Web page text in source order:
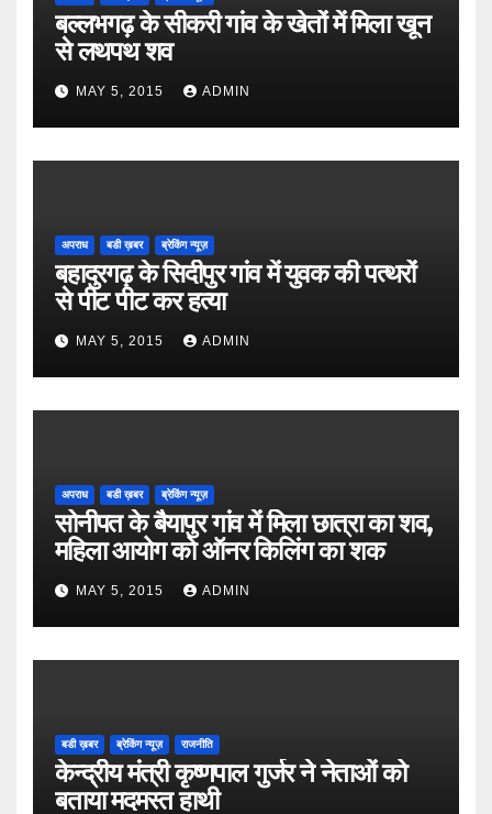
बल्लभगढ़ के सीकरी गांव के खेतों में मिला खून
से लथपथ शव
MAY 5, 2015 ADMIN
अपराध बडी ख़बर ब्रेकिंग न्यूज़
बहादुरगढ़ के सिदीपुर गांव में युवक की पत्थरों
से पीट पीट कर हत्या
MAY 5, 2015 ADMIN
अपराध बडी ख़बर ब्रेकिंग न्यूज़
सोनीपत के बैयापुर गांव में मिला छात्रा का शव,
महिला आयोग को ऑनर किलिंग का शक
MAY 5, 2015 ADMIN
बडी ख़बर ब्रेकिंग न्यूज़ राजनीति
केन्द्रीय मंत्री कृष्णपाल गुर्जर ने नेताओं को
बताया मदमस्त हाथी